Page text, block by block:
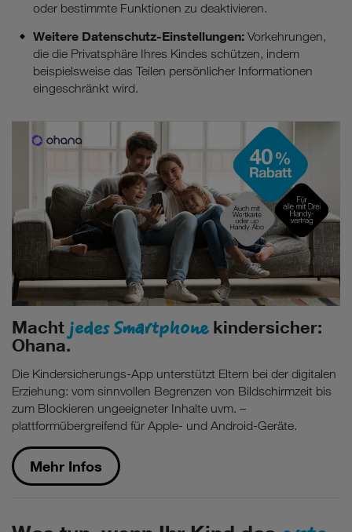
oder bestimmte Funktionen zu deaktivieren.
Weitere Datenschutz-Einstellungen: Vorkehrungen,
die die Privatsphäre Ihres Kindes schützen, indem
beispielsweise das Teilen persönlicher Informationen
eingeschränkt wird.
Macht jedes Smartphonekindersicher:
Ohana.
Die Kindersicherungs-App unterstützt Eltern bei der digitalen
Erziehung: vom sinnvollen Begrenzen von Bildschirmzeit bis
zum Blockieren ungeeigneter Inhalte uvm. –
plattformübergreifend für Apple- und Android-Geräte.
Mehr Infos